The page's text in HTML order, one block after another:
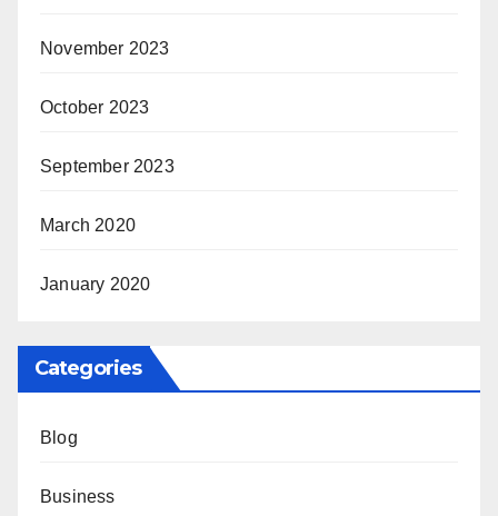
November 2023
October 2023
September 2023
March 2020
January 2020
Categories
Blog
Business